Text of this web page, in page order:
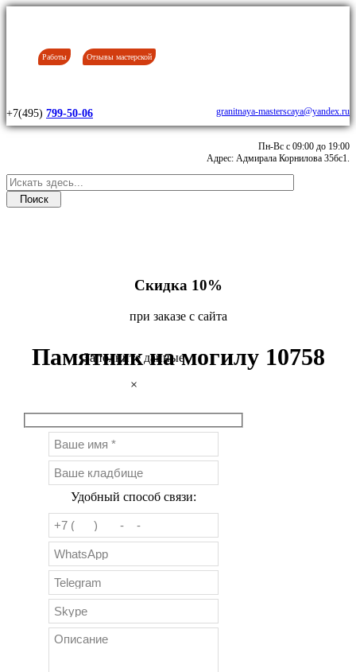
Работы Отзывы мастерской
+7(495) 799-50-06 granitnaya-masterscaya@yandex.ru
Пн-Вс с 09:00 до 19:00
Адрес: Адмирала Корнилова 35бс1.
Скидка 10%
при заказе с сайта
Памятник на могилу 10758
Заполните данные
×
Удобный способ связи: